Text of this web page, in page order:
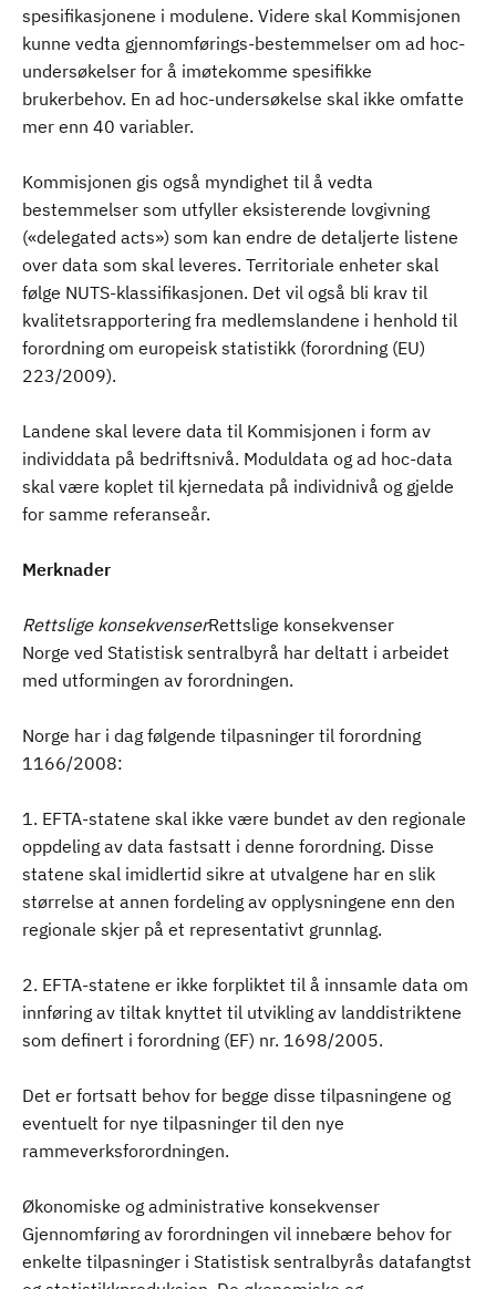
spesifikasjonene i modulene. Videre skal Kommisjonen
kunne vedta gjennomførings-bestemmelser om ad hoc-
undersøkelser for å imøtekomme spesifikke
brukerbehov. En ad hoc-undersøkelse skal ikke omfatte
mer enn 40 variabler.
Kommisjonen gis også myndighet til å vedta
bestemmelser som utfyller eksisterende lovgivning
(«delegated acts») som kan endre de detaljerte listene
over data som skal leveres. Territoriale enheter skal
følge NUTS-klassifikasjonen. Det vil også bli krav til
kvalitetsrapportering fra medlemslandene i henhold til
forordning om europeisk statistikk (forordning (EU)
223/2009).
Landene skal levere data til Kommisjonen i form av
individdata på bedriftsnivå. Moduldata og ad hoc-data
skal være koplet til kjernedata på individnivå og gjelde
for samme referanseår.
Merknader
Rettslige konsekvenserRettslige konsekvenser
Norge ved Statistisk sentralbyrå har deltatt i arbeidet
med utformingen av forordningen.
Norge har i dag følgende tilpasninger til forordning
1166/2008:
1. EFTA-statene skal ikke være bundet av den regionale
oppdeling av data fastsatt i denne forordning. Disse
statene skal imidlertid sikre at utvalgene har en slik
størrelse at annen fordeling av opplysningene enn den
regionale skjer på et representativt grunnlag.
2. EFTA-statene er ikke forpliktet til å innsamle data om
innføring av tiltak knyttet til utvikling av landdistriktene
som definert i forordning (EF) nr. 1698/2005.
Det er fortsatt behov for begge disse tilpasningene og
eventuelt for nye tilpasninger til den nye
rammeverksforordningen.
Økonomiske og administrative konsekvenser
Gjennomføring av forordningen vil innebære behov for
enkelte tilpasninger i Statistisk sentralbyrås datafangtst